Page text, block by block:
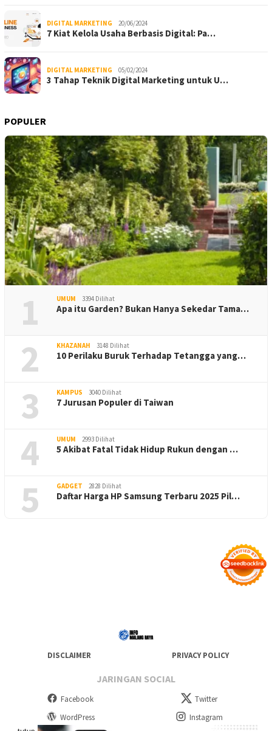
DIGITAL MARKETING 20/06/2024
7 Kiat Kelola Usaha Berbasis Digital: Pa…
DIGITAL MARKETING 05/02/2024
3 Tahap Teknik Digital Marketing untuk U…
POPULER
1 UMUM 3394 Dilihat
Apa itu Garden? Bukan Hanya Sekedar Tama…
2 KHAZANAH 3148 Dilihat
10 Perilaku Buruk Terhadap Tetangga yang…
3 KAMPUS 3040 Dilihat
7 Jurusan Populer di Taiwan
4 UMUM 2993 Dilihat
5 Akibat Fatal Tidak Hidup Rukun dengan …
5 GADGET 2828 Dilihat
Daftar Harga HP Samsung Terbaru 2025 Pil…
DISCLAIMER PRIVACY POLICY
JARINGAN SOCIAL
Facebook
Twitter
WordPress
Instagram